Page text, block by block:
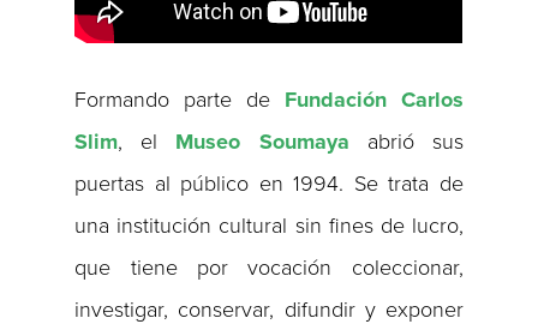
Formando parte de Fundación Carlos
Slim, el Museo Soumaya abrió sus
puertas al público en 1994. Se trata de
una institución cultural sin fines de lucro,
que tiene por vocación coleccionar,
investigar, conservar, difundir y exponer